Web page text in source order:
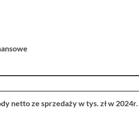
netto ze sprzedaży w tys. zł w 2024r.